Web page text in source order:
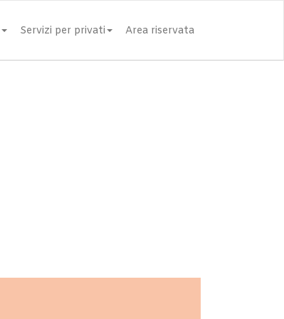
Servizi per privati Area riservata